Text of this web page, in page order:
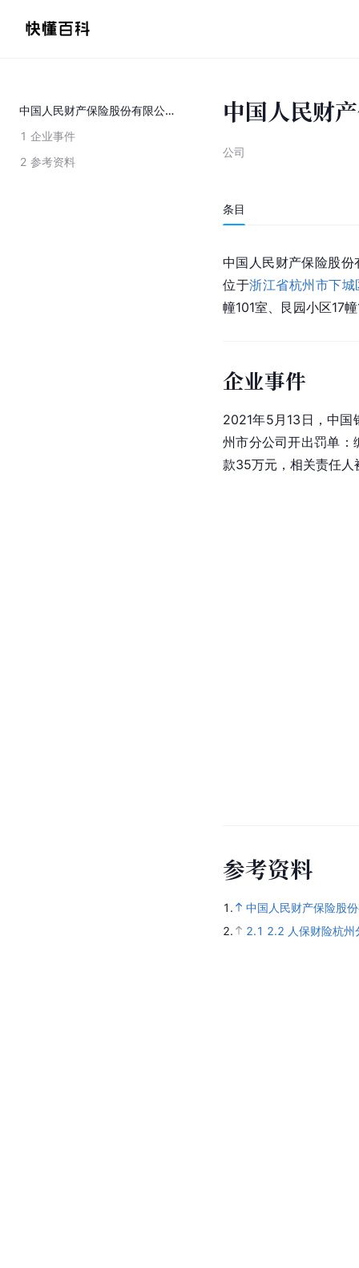
中国人民财产保险股份有限公司杭州市分公司
1 企业事件
2 参考资料
中国人民财
公司
条目
中国人民财产保险股份
位于浙江省杭州市下城
幢101室、艮园小区17
企业事件
2021年5月13日，中国
州市分公司开出罚单：
款35万元，相关责任人
参考资料
1.
中国人民财产保险股
2.
2.1 2.2 人保财险杭